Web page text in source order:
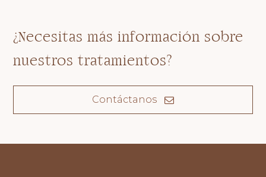
¿Necesitas más información sobre
nuestros tratamientos?
Contáctanos